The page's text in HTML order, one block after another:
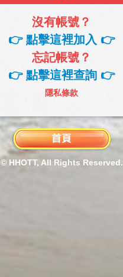
沒有帳號？
👉 點擊這裡加入 👉
忘記帳號？
👉 點擊這裡查詢 👉
隱私條款
© HHOTT, All Rights Reserved.